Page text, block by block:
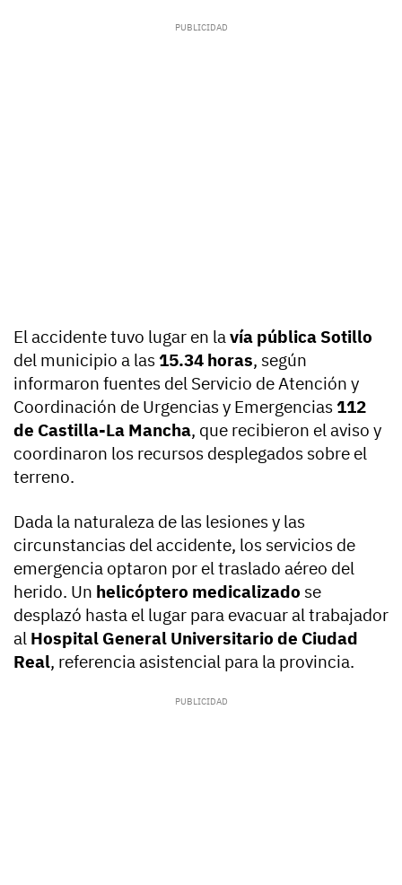
El accidente tuvo lugar en lavía pública Sotillo
del municipio a las 15.34 horas, según
informaron fuentes del Servicio de Atención y
Coordinación de Urgencias y Emergencias 112
de Castilla-La Mancha, que recibieron el aviso y
coordinaron los recursos desplegados sobre el
terreno.
Dada la naturaleza de las lesiones y las
circunstancias del accidente, los servicios de
emergencia optaron por el traslado aéreo del
herido. Un helicóptero medicalizado se
desplazó hasta el lugar para evacuar al trabajador
al Hospital General Universitario de Ciudad
Real, referencia asistencial para la provincia.